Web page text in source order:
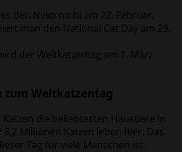
den Neko no hi am 22. Februar.
man den National Cat Day am 29.
der Weltkatzentag am 1. März
zum Weltkatzentag
die beliebtesten Haustiere in
Millionen Katzen leben hier. Das
Tag für viele Menschen ist.